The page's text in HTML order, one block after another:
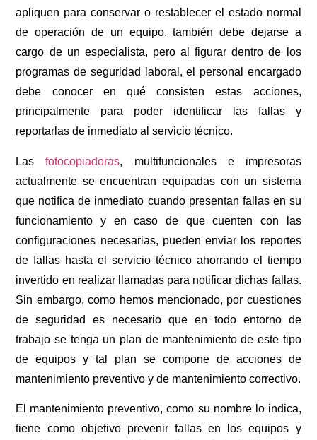
apliquen para conservar o restablecer el estado normal
de operación de un equipo, también debe dejarse a
cargo de un especialista, pero al figurar dentro de los
programas de seguridad laboral, el personal encargado
debe conocer en qué consisten estas acciones,
principalmente para poder identificar las fallas y
reportarlas de inmediato al servicio técnico.
Lasfotocopiadoras, multifuncionales e impresoras
actualmente se encuentran equipadas con un sistema
que notifica de inmediato cuando presentan fallas en su
funcionamiento y en caso de que cuenten con las
configuraciones necesarias, pueden enviar los reportes
de fallas hasta el servicio técnico ahorrando el tiempo
invertido en realizar llamadas para notificar dichas fallas.
Sin embargo, como hemos mencionado, por cuestiones
de seguridad es necesario que en todo entorno de
trabajo se tenga un plan de mantenimiento de este tipo
de equipos y tal plan se compone de acciones de
mantenimiento preventivo y de mantenimiento correctivo.
El mantenimiento preventivo, como su nombre lo indica,
tiene como objetivo prevenir fallas en los equipos y